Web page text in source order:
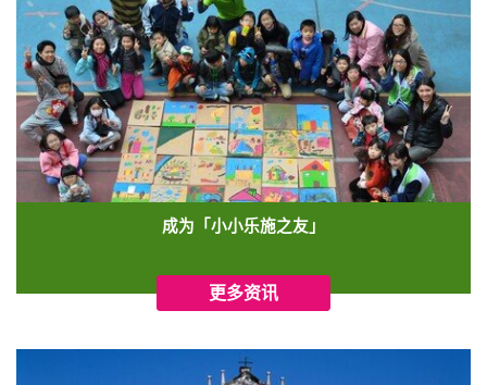
成为「小小乐施之友」
更多资讯